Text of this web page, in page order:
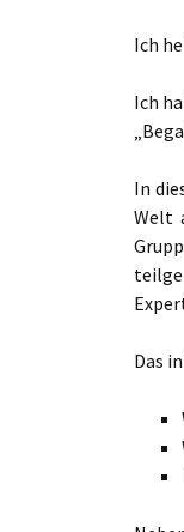
Ich
Ich
In
Welt
Das